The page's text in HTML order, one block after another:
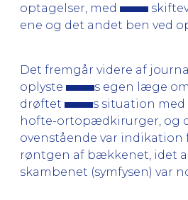
optagelser, med
ene og det andet ben ved
Det fremgår videre af
oplyste
s egen læge
drøftet
s situation
hofte-ortopædkirurger, og
ovenstående var indikation
røntgen af bækkenet, idet
skambenet (symfysen) var